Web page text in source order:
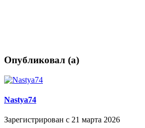
Опубликовал (а)
Nastya74
Зарегистрирован с 21 марта 2026